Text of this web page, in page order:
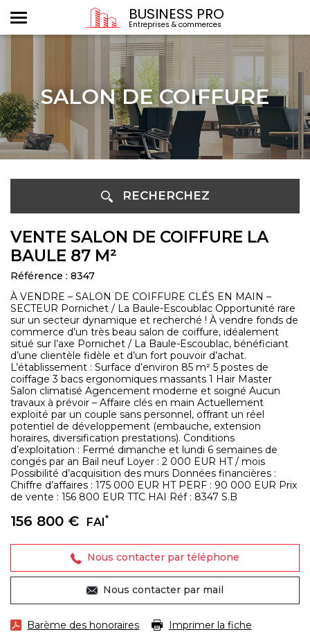
BUSINESS PRO
Entreprises & commerces
SALON DE COIFFURE
RECHERCHEZ
VENTE SALON DE COIFFURE LA
BAULE 87 M²
Référence : 8347
À VENDRE – SALON DE COIFFURE CLÉS EN MAIN –
SECTEUR Pornichet / La Baule-Escoublac Opportunité rare
sur un secteur dynamique et recherché ! À vendre fonds de
commerce d’un très beau salon de coiffure, idéalement
situé sur l’axe Pornichet / La Baule-Escoublac, bénéficiant
d’une clientèle fidèle et d’un fort pouvoir d’achat.
L’établissement : Surface d’environ 85 m² 5 postes de
coiffage 3 bacs ergonomiques massants 1 Hair Master
Salon climatisé Agencement moderne et soigné Aucun
travaux à prévoir – Affaire clés en main Actuellement
exploité par un couple sans personnel, offrant un réel
potentiel de développement (embauche, extension
horaires, diversification prestations). Conditions
d’exploitation : Fermé dimanche et lundi 6 semaines de
congés par an Bail neuf Loyer : 2 000 EUR HT / mois
Possibilité d’acquisition des murs Données financières :
Chiffre d’affaires : 175 000 EUR HT PERF : 90 000 EUR Prix
de vente : 156 800 EUR TTC HAI Réf : 8347 S.B
156 800 € FAI*
Nous contacter par téléphone
Nous contacter par mail
Barème des honoraires Imprimer la fiche